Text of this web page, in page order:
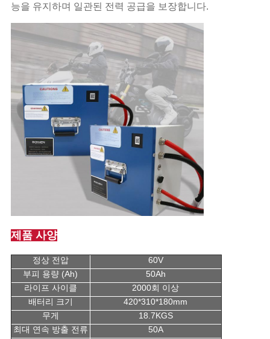
능을 유지하며 일관된 전력 공급을 보장합니다.
제품 사양
정상 전압
60V
부피 용량 (Ah)
50Ah
라이프 사이클
2000회 이상
배터리 크기
420*310*180mm
무게
18.7KGS
최대 연속 방출 전류
50A